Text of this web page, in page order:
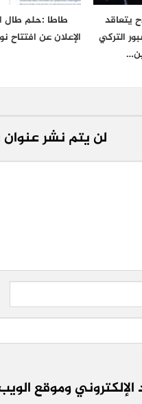
يتعاقد
التركي
طاطا :حلم طال
الإعلان عن افتتاح
لن يتم نشر عنوان
وموقع